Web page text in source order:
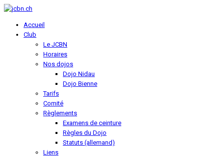
Accueil
Club
Le JCBN
Horaires
Nos dojos
Dojo Nidau
Dojo Bienne
Tarifs
Comité
Règlements
Examens de ceinture
Règles du Dojo
Statuts (allemand)
Liens